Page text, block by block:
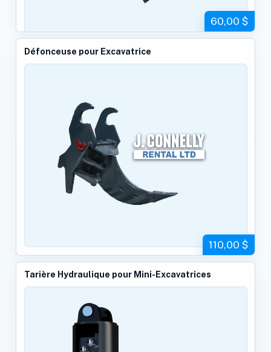
60,00 $
Défonceuse pour Excavatrice
110,00 $
Tarière Hydraulique pour Mini-Excavatrices